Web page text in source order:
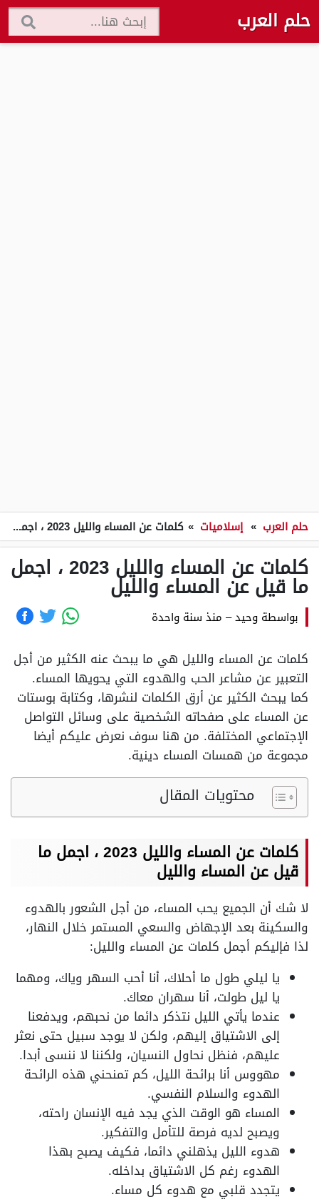
حلم العرب
حلم العرب » إسلاميات » كلمات عن المساء والليل 2023 ، اجمل ما قيل عن المساء والليل
كلمات عن المساء والليل 2023 ، اجمل
ما قيل عن المساء والليل
بواسطة وحيد– منذ سنة واحدة
كلمات عن المساء والليل هي ما يبحث عنه الكثير من أجل
التعبير عن مشاعر الحب والهدوء التي يحويها المساء.
كما يبحث الكثير عن أرق الكلمات لنشرها، وكتابة بوستات
عن المساء على صفحاته الشخصية على وسائل التواصل
الإجتماعي المختلفة. من هنا سوف نعرض عليكم أيضا
مجموعة من همسات المساء دينية.
محتويات المقال
كلمات عن المساء والليل 2023 ، اجمل ما
قيل عن المساء والليل
لا شك أن الجميع يحب المساء، من أجل الشعور بالهدوء
والسكينة بعد الإجهاض والسعي المستمر خلال النهار،
لذا فإليكم أجمل كلمات عن المساء والليل:
يا ليلي طول ما أحلاك، أنا أحب السهر وياك، ومهما
يا ليل طولت، أنا سهران معاك.
عندما يأتي الليل نتذكر دائما من نحبهم، ويدفعنا
إلى الاشتياق إليهم، ولكن لا يوجد سبيل حتى نعثر
عليهم، فنظل نحاول النسيان، ولكننا لا ننسى أبدا.
مهووس أنا برائحة الليل، كم تمنحني هذه الرائحة
الهدوء والسلام النفسي.
المساء هو الوقت الذي يجد فيه الإنسان راحته،
ويصبح لديه فرصة للتأمل والتفكير.
هدوء الليل يذهلني دائما، فكيف يصبح بهذا
الهدوء رغم كل الاشتياق بداخله.
يتجدد قلبي مع هدوء كل مساء.